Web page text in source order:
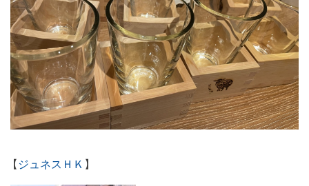
【 ジュネスＨＫ 】